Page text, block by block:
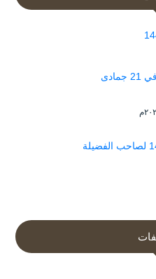
شرح كتاب الداء والدواء بدأ الدرس في 21 جمادى
شرح نواقض الإسلام في شوال 1446 لصاحب الفضيلة